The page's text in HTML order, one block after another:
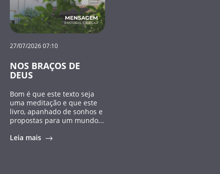
27/07/2026 07:10
NOS BRAÇOS DE
DEUS
Bom é que este texto seja
uma meditação e que este
livro, apanhado de sonhos e
propostas para um mundo...
Leia mais